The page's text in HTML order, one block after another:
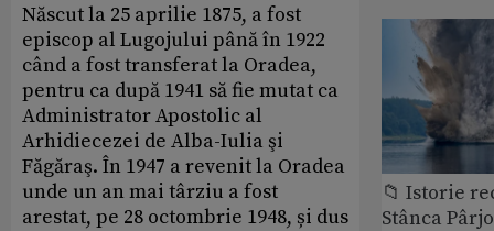
Născut la 25 aprilie 1875, a fost
episcop al Lugojului până în 1922
când a fost transferat la Oradea,
pentru ca după 1941 să fie mutat ca
Administrator Apostolic al
Arhidiecezei de Alba-Iulia şi
Făgăraş. În 1947 a revenit la Oradea
unde un an mai târziu a fost
arestat, pe 28 octombrie 1948, și dus
📁 Istorie
Stânca